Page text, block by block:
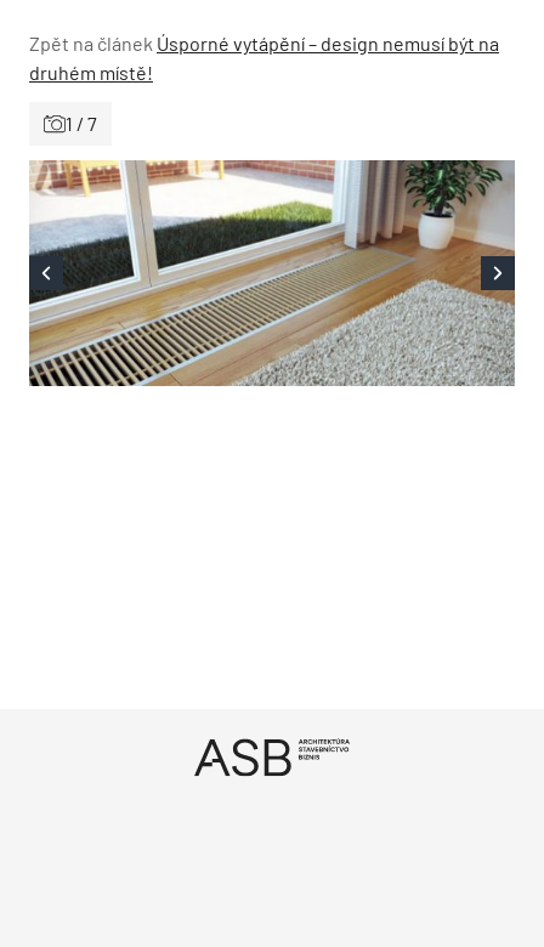
Zpět na článek Úsporné vytápění – design nemusí být na
druhém místě!
1 / 7